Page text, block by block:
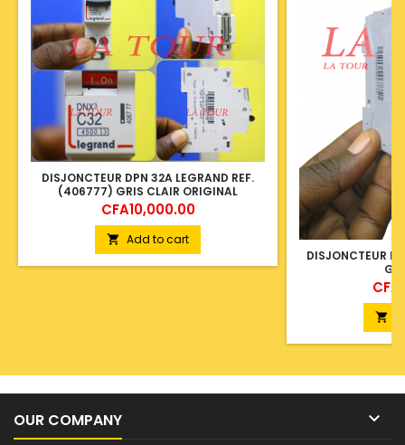
DISJONCTEUR DPN 32A LEGRAND REF.
(406777) GRIS CLAIR ORIGINAL
Price
CFA10,000.00
 Add to cart
DISJONCTEUR
Price

OUR COMPANY 